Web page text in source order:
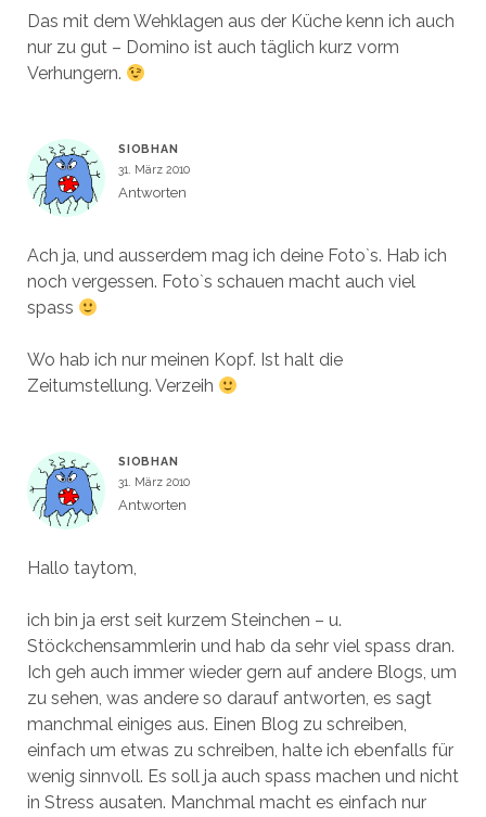
Das mit dem Wehklagen aus der Küche kenn ich auch
nur zu gut – Domino ist auch täglich kurz vorm
Verhungern.
SIOBHAN
31. März 2010
Antworten
Ach ja, und ausserdem mag ich deine Foto`s. Hab ich
noch vergessen. Foto`s schauen macht auch viel
spass
Wo hab ich nur meinen Kopf. Ist halt die
Zeitumstellung. Verzeih
SIOBHAN
31. März 2010
Antworten
Hallo taytom,
ich bin ja erst seit kurzem Steinchen – u.
Stöckchensammlerin und hab da sehr viel spass dran.
Ich geh auch immer wieder gern auf andere Blogs, um
zu sehen, was andere so darauf antworten, es sagt
manchmal einiges aus. Einen Blog zu schreiben,
einfach um etwas zu schreiben, halte ich ebenfalls für
wenig sinnvoll. Es soll ja auch spass machen und nicht
in Stress ausaten. Manchmal macht es einfach nur